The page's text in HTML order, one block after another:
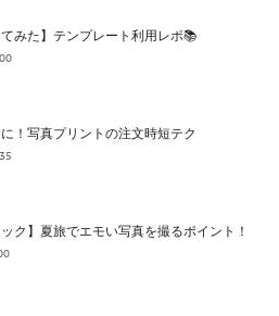
てみた】テンプレート利用レポ📚
！写真プリントの注文時短テク
ック】夏旅でエモい写真を撮るポイント！